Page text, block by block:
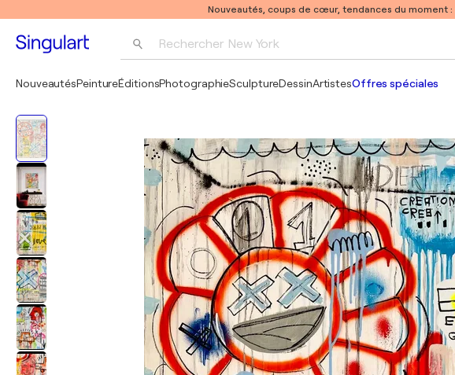
Nouveautés, coups de cœur, tendances du moment :
Rechercher New York
Pablo Picasso
NouveautésPeintureÉditionsPhotographieSculptureDessinArtistesOffres spéciales